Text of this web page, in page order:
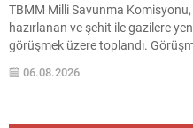
TBMM Milli Savunma
hazırlanan ve şehit ile gazilere
görüşmek üzere toplandı.
kabul edildi ve bir dizi düzenleme
vazife malullerinden hayatını
06.08.2026